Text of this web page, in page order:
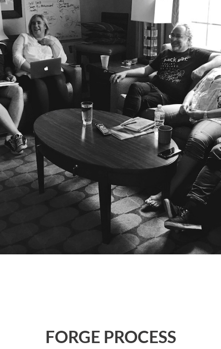
FORGE PROCESS